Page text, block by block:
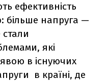
ефективність
більше напруга —
які
в існуючих
в країні, де